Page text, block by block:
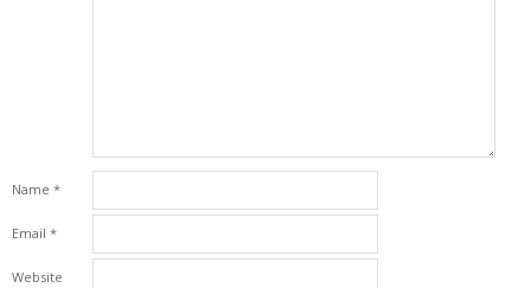
Name *
Email *
Website